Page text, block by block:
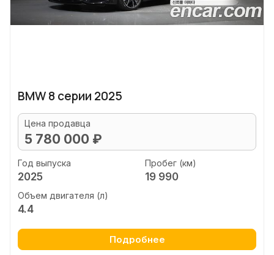
BMW 8 серии 2025
Цена продавца
5 780 000 ₽
Год выпуска
2025
Пробег (км)
19 990
Объем двигателя (л)
4.4
Подробнее